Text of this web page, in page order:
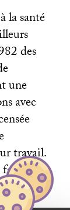
la santé
des
une
avec
travail.
le